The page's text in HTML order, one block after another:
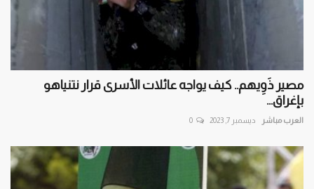
مصير ذَوِيهم.. كيف يواجه عائلات الأسرى قرار نتنياهو
بإغراق...
العرب مباشر ديسمبر 7, 2023 0